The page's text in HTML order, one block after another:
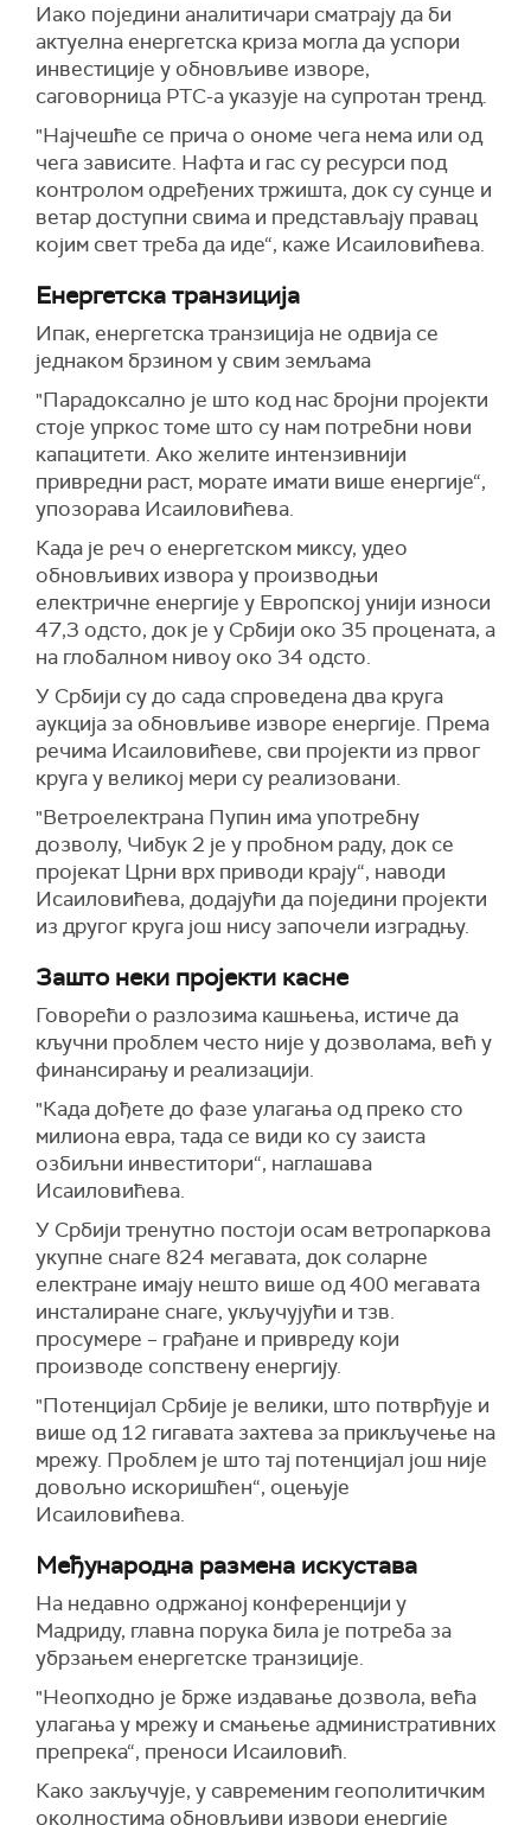
Иако поједини аналитичари сматрају да би
актуелна енергетска криза могла да успори
инвестиције у обновљиве изворе,
саговорница РТС-а указује на супротан тренд.
"Најчешће се прича о ономе чега нема или од
чега зависите. Нафта и гас су ресурси под
контролом одређених тржишта, док су сунце и
ветар доступни свима и представљају правац
којим свет треба да иде“, каже Исаиловићева.
Енергетска транзиција
Ипак, енергетска транзиција не одвија се
једнаком брзином у свим земљама
"Парадоксално је што код нас бројни пројекти
стоје упркос томе што су нам потребни нови
капацитети. Ако желите интензивнији
привредни раст, морате имати више енергије“,
упозорава Исаиловићева.
Када је реч о енергетском миксу, удео
обновљивих извора у производњи
електричне енергије у Европској унији износи
47,3 одсто, док је у Србији око 35 процената, а
на глобалном нивоу око 34 одсто.
У Србији су до сада спроведена два круга
аукција за обновљиве изворе енергије. Према
речима Исаиловићеве, сви пројекти из првог
круга у великој мери су реализовани.
"Ветроелектрана Пупин има употребну
дозволу, Чибук 2 је у пробном раду, док се
пројекат Црни врх приводи крају“, наводи
Исаиловићева, додајући да поједини пројекти
из другог круга још нису започели изградњу.
Зашто неки пројекти касне
Говорећи о разлозима кашњења, истиче да
кључни проблем често није у дозволама, већ у
финансирању и реализацији.
"Када дођете до фазе улагања од преко сто
милиона евра, тада се види ко су заиста
озбиљни инвеститори“, наглашава
Исаиловићева.
У Србији тренутно постоји осам ветропаркова
укупне снаге 824 мегавата, док соларне
електране имају нешто више од 400 мегавата
инсталиране снаге, укључујући и тзв.
просумере – грађане и привреду који
производе сопствену енергију.
"Потенцијал Србије је велики, што потврђује и
више од 12 гигавата захтева за прикључење на
мрежу. Проблем је што тај потенцијал још није
довољно искоришћен“, оцењује
Исаиловићева.
Међународна размена искустава
На недавно одржаној конференцији у
Мадриду, главна порука била је потреба за
убрзањем енергетске транзиције.
"Неопходно је брже издавање дозвола, већа
улагања у мрежу и смањење административних
препрека“, преноси Исаиловић.
Како закључује, у савременим геополитичким
околностима обновљиви извори енергије